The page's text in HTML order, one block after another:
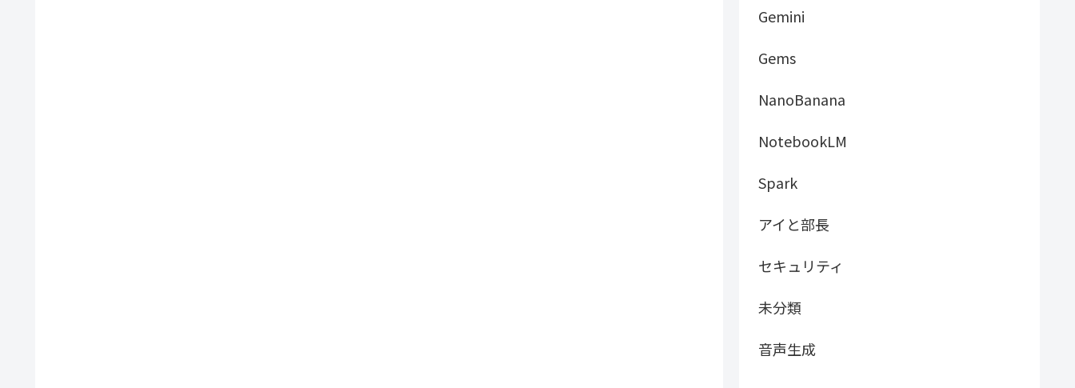
Gemini
Gems
NanoBanana
NotebookLM
Spark
アイと部長
セキュリティ
未分類
音声生成